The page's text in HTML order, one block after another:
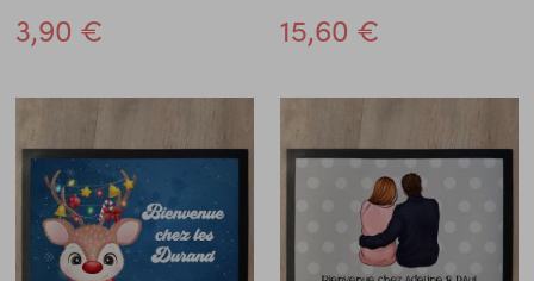
3,90 € 15,60 €